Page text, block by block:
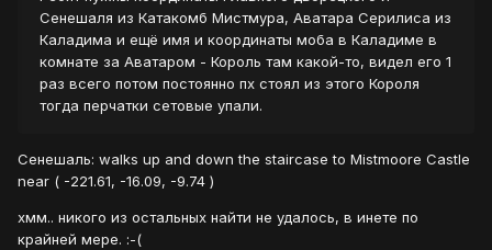
Сенешаля из Катакомб Мистмура, Аватара Серилиса из
Каладима и ещё имя и координаты моба в Каладиме в
комнате за Аватаром - Король там какой-то, видел его 1
раз всего потом постоянно пх стоял из этого Короля
тогда перчатки сетовые упали.
Сенешаль: walks up and down the staircase to Mistmoore Castle
near ( -221.61, -16.09, -9.74 )
хмм.. никого из остальных найти не удалось, в инете по
крайней мере. :-(